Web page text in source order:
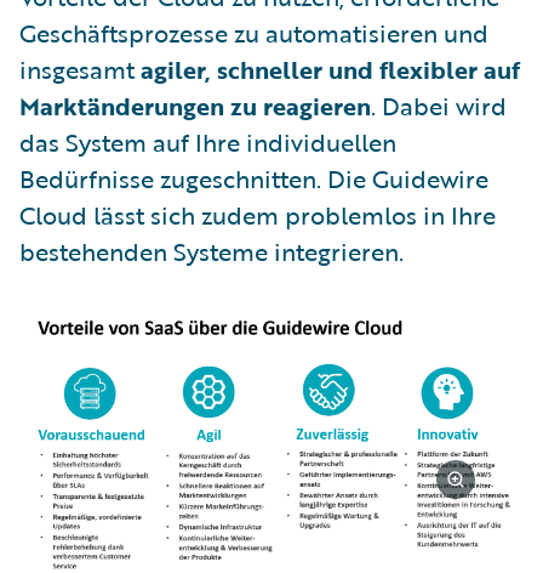
Geschäftsprozesse zu automatisieren und
insgesamtagiler, schneller und flexibler auf
Marktänderungen zu reagieren. Dabei wird
das System auf Ihre individuellen
Bedürfnisse zugeschnitten. Die Guidewire
Cloud lässt sich zudem problemlos in Ihre
bestehenden Systeme integrieren.